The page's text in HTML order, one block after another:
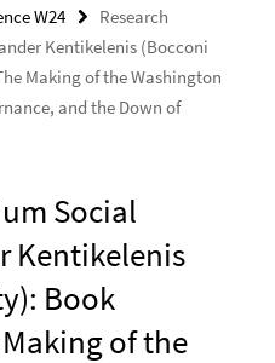
W24
Research
Kentikelenis (Bocconi
Making of the Washington
and the Down of
Social
Kentikelenis
Book
of the